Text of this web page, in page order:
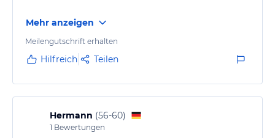
Mehr anzeigen
Meilengutschrift erhalten
Hilfreich Teilen
Hermann (56-60)
1 Bewertungen